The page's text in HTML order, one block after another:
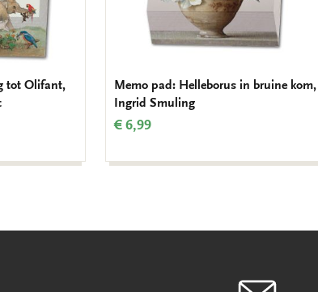
tot Olifant,
Memo pad: Helleborus in bruine kom,
Ingrid Smuling
€ 6,99